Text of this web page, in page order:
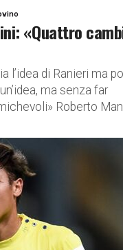
«Quattro
l’idea di Ranieri ma
ma senza far
Roberto